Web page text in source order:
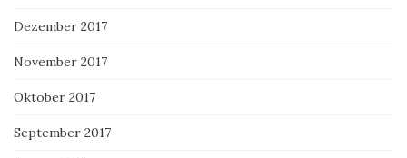
Dezember 2017
November 2017
Oktober 2017
September 2017